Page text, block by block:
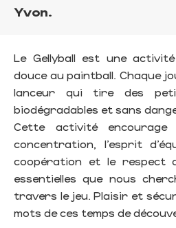
Yvon.
Le Gellyball est une
douce au paintball. Chaque
lanceur qui tire des
biodégradables et sans
Cette activité
concentration, l’esprit
coopération et le respect
essentielles que nous
travers le jeu. Plaisir et
mots de ces temps de